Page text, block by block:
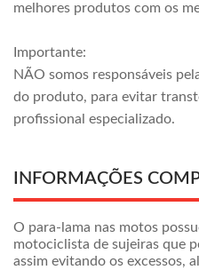
melhores produtos com os
Importante:
NÃO somos responsáveis
do produto, para evitar
profissional especializado.
INFORMAÇÕES
O para-lama nas motos
motociclista de sujeiras que
assim evitando os excessos,